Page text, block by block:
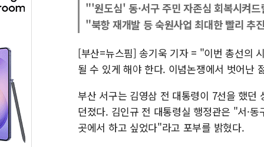
"'원도심' 동·서구 주민 자존심 회복시켜
"북항 재개발 등 숙원사업 최대한 빨리 추
[부산=뉴스핌] 송기욱 기자 = "이번 총선의
될 수 있게 해야 한다. 이념논쟁에서 벗어난
부산 서구는 김영삼 전 대통령이 7선을 했던
던졌다. 김인규 전 대통령실 행정관은 "서·
곳에서 하고 싶었다"라고 포부를 밝혔다.